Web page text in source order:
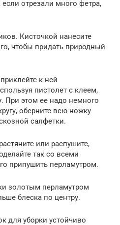
отрезали много фетра,
Кисточкой нанесите
чтобы придать природный
к ней
пистолет с клеем,
При этом ее надо немного
оберните всю ножку
салфетки.
или распушите,
так со всеми
припушить перламутром.
золотым перламутром
блеска по центру.
для уборки устойчиво